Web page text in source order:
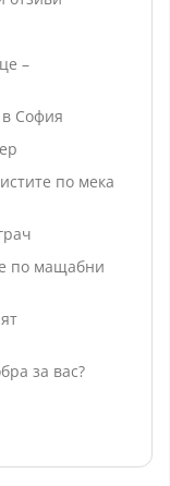
–
София
по мека
по мащабни
за вас?